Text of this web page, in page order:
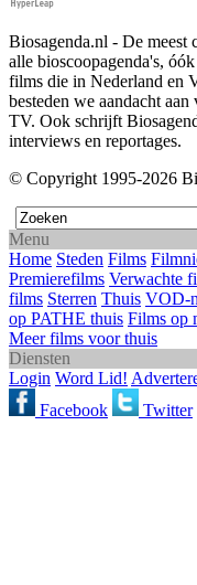
Biosagenda.nl - De meest
alle bioscoopagenda's,
films die in Nederland en
besteden we aandacht
TV. Ook schrijft
interviews en reportages.
© Copyright 1995-2026
Menu
Home Steden Films
Premierefilms Verwachte
films Sterren Thuis VOD-
op PATHE thuis Films op
Meer films voor thuis
Diensten
Login Word Lid!
Facebook
Twitter